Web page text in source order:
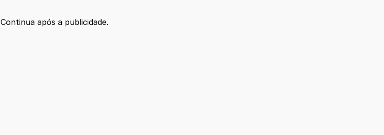
Continua após a publicidade.